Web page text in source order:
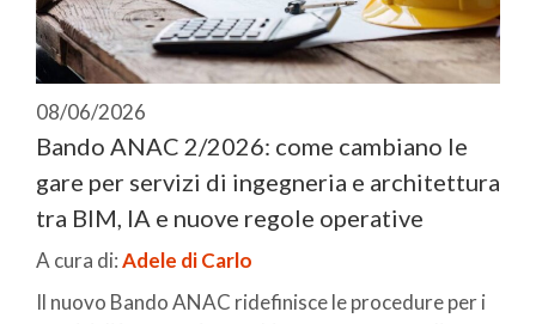
08/06/2026
Bando ANAC 2/2026: come cambiano le
gare per servizi di ingegneria e architettura
tra BIM, IA e nuove regole operative
A cura di:Adele di Carlo
Il nuovo Bando ANAC ridefinisce le procedure per i